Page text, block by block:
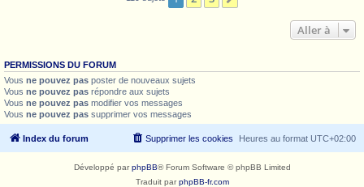
Aller à
PERMISSIONS DU FORUM
Vous ne pouvez pas poster de nouveaux sujets
Vous ne pouvez pas répondre aux sujets
Vous ne pouvez pas modifier vos messages
Vous ne pouvez pas supprimer vos messages
Index du forum Heures au format UTC+02:00
Supprimer les cookies
Développé parphpBB® Forum Software © phpBB Limited
Traduit parphpBB-fr.com